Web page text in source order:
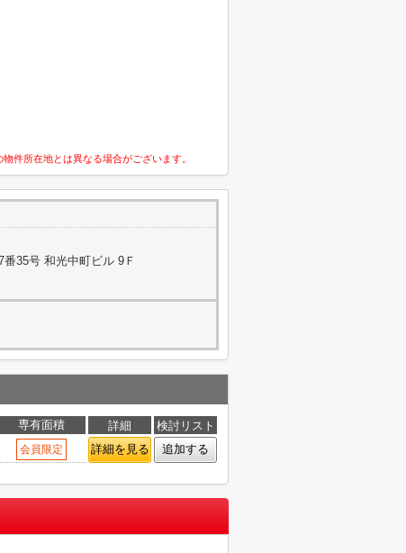
件所在地とは異なる場合がございます。
35号 和光中町ビル 9Ｆ
専有面積 詳細 検討リスト
会員限定 詳細を見る 追加する